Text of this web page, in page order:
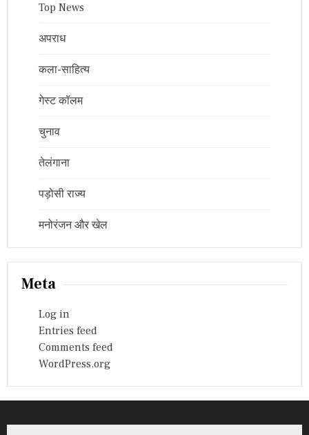
Top News
अपराध
कला-साहित्य
गेस्ट कॉलम
चुनाव
तेलंगाना
पड़ोसी राज्य
मनोरंजन और खेल
Meta
Log in
Entries feed
Comments feed
WordPress.org